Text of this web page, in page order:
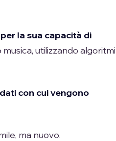
la sua capacità di
utilizzando algoritmi
con cui vengono
ma nuovo.